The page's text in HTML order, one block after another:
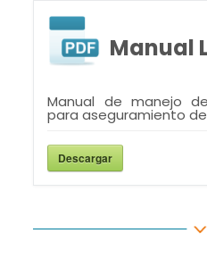
Manual
Manual de manejo
para aseguramiento
Descargar